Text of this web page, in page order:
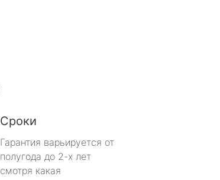
Сроки
Гарантия варьируется от
полугода до 2-х лет
смотря какая